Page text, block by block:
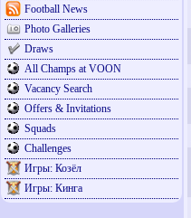
Football News
Photo Galleries
Draws
All Champs at VOON
Vacancy Search
Offers & Invitations
Squads
Challenges
Игры: Козёл
Игры: Кинга